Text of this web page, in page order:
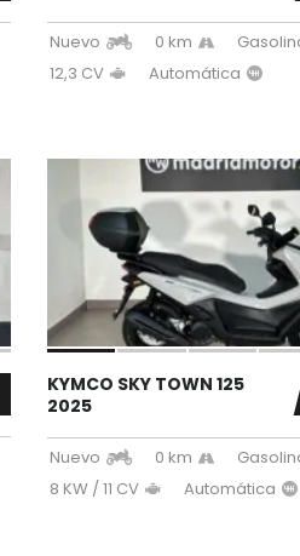
Nuevo 0 km
12,3 CV
Automática
KYMCO SKY TOWN 125
2025
Nuevo 0 km
8 KW / 11 CV
Automática